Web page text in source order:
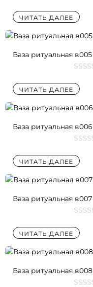
ЧИТАТЬ ДАЛЕЕ
Ваза ритуальная в005
ЧИТАТЬ ДАЛЕЕ
Ваза ритуальная в006
ЧИТАТЬ ДАЛЕЕ
Ваза ритуальная в007
ЧИТАТЬ ДАЛЕЕ
Ваза ритуальная в008